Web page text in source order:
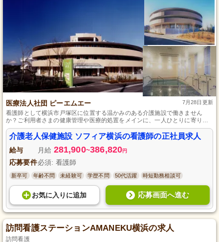
医療法人社団 ピーエムエー 7月28日更新
看護師として横浜市戸塚区に位置する温かみのある介護施設で働きません
か？ご利用者さまの健康管理や医療的処置をメインに、一人ひとりに寄り添
ったケアを通して、心と体の両面からの癒しを提供しています。経験豊富な
スタッフによる丁寧な指導のもと、専門性とやりがいを感じながら成長でき
る環境が整っています。
介護老人保健施設 ソフィア横浜の看護師の正社員求人
給与 月給 281,900~386,820円
応募要件必須: 看護師
新卒可 年齢不問 未経験可 学歴不問 50代活躍 時短勤務相談可
お気に入り に追加 応募画面へ進む
訪問看護ステーションAMANEKU横浜の求人
訪問看護